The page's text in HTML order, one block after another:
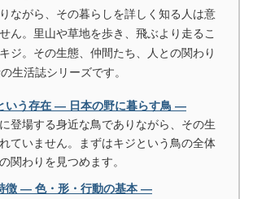
ながら、その暮らしを詳しく知る人は意
ん。里山や草地を歩き、飛ぶより走るこ
ジ。その生態、仲間たち、人との関わり
生活誌シリーズです。
いう存在 ― 日本の野に暮らす鳥 ―
登場する身近な鳥でありながら、その生
ていません。まずはキジという鳥の全体
関わりを見つめます。
徴 ― 色・形・行動の基本 ―